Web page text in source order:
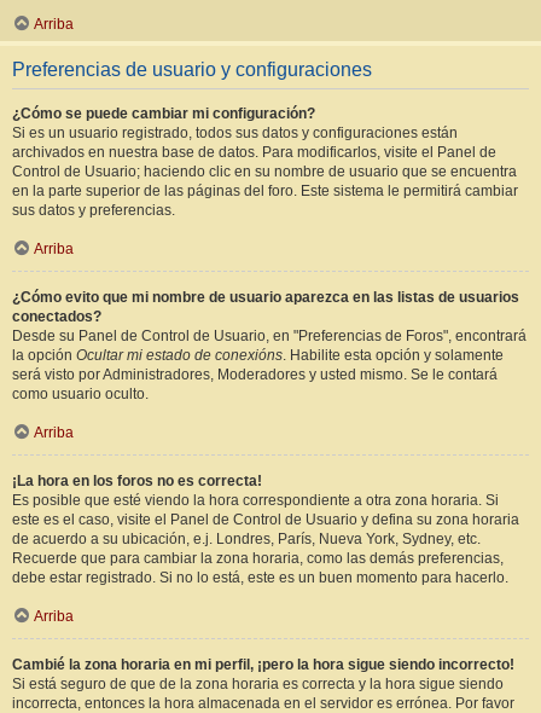
Arriba
Preferencias de usuario y configuraciones
¿Cómo se puede cambiar mi configuración?
Si es un usuario registrado, todos sus datos y configuraciones están
archivados en nuestra base de datos. Para modificarlos, visite el Panel de
Control de Usuario; haciendo clic en su nombre de usuario que se encuentra
en la parte superior de las páginas del foro. Este sistema le permitirá cambiar
sus datos y preferencias.
Arriba
¿Cómo evito que mi nombre de usuario aparezca en las listas de usuarios
conectados?
Desde su Panel de Control de Usuario, en "Preferencias de Foros", encontrará
la opción Ocultar mi estado de conexións. Habilite esta opción y solamente
será visto por Administradores, Moderadores y usted mismo. Se le contará
como usuario oculto.
Arriba
¡La hora en los foros no es correcta!
Es posible que esté viendo la hora correspondiente a otra zona horaria. Si
este es el caso, visite el Panel de Control de Usuario y defina su zona horaria
de acuerdo a su ubicación, e.j. Londres, París, Nueva York, Sydney, etc.
Recuerde que para cambiar la zona horaria, como las demás preferencias,
debe estar registrado. Si no lo está, este es un buen momento para hacerlo.
Arriba
Cambié la zona horaria en mi perfil, ¡pero la hora sigue siendo incorrecto!
Si está seguro de que de la zona horaria es correcta y la hora sigue siendo
incorrecta, entonces la hora almacenada en el servidor es errónea. Por favor